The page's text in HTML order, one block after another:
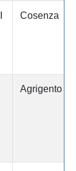
Cosenza
Agrigento